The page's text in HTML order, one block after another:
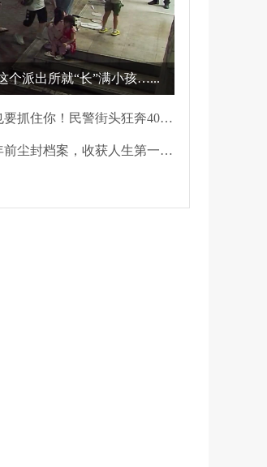
个派出所就“长”满小孩…...
鞋跑掉了也要抓住你！民警街头狂奔400米擒贼
她翻遍30年前尘封档案，收获人生第一面锦旗